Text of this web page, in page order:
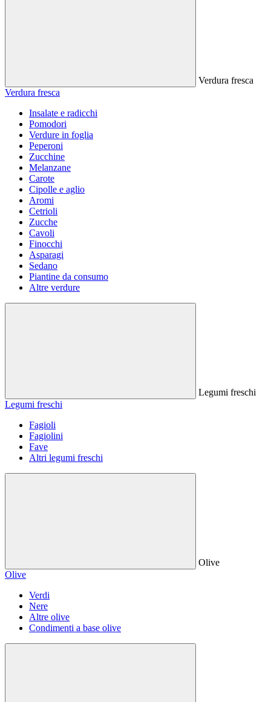
Verdura fresca
Verdura fresca
Insalate e radicchi
Pomodori
Verdure in foglia
Peperoni
Zucchine
Melanzane
Carote
Cipolle e aglio
Aromi
Cetrioli
Zucche
Cavoli
Finocchi
Asparagi
Sedano
Piantine da consumo
Altre verdure
Legumi freschi
Legumi freschi
Fagioli
Fagiolini
Fave
Altri legumi freschi
Olive
Olive
Verdi
Nere
Altre olive
Condimenti a base olive